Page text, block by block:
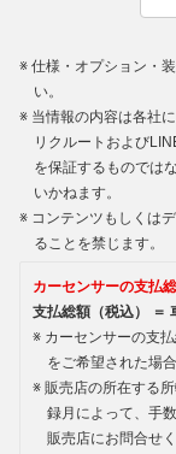
仕様・オプション・
い。
当情報の内容は各社
リクルートおよび
を保証するものでは
いかねます。
コンテンツもしくは
ることを禁じます。
カーセンサーの支払
支払総額（税込） ＝
カーセンサーの支
をご希望された場
販売店の所在する
録月によって、手
販売店にお問合せ